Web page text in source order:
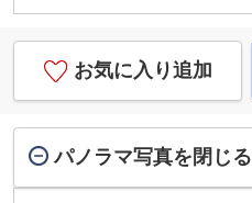
お気に入り追加
パノラマ写真を閉じる